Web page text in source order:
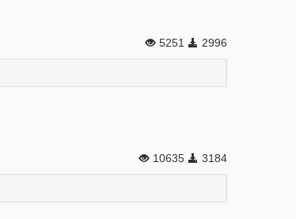
5251 2996
10635 3184